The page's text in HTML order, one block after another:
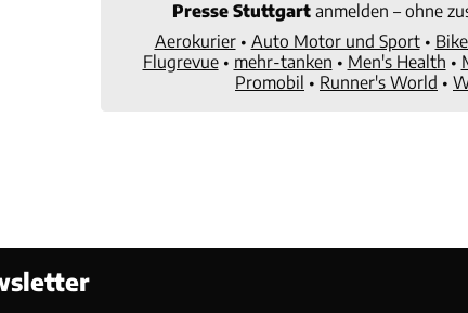
Presse Stuttgartanmelden – ohne
Aerokurier• Auto Motor und Sport•
Flugrevue• mehr-tanken • Men's Health •
Promobil • Runner's World •